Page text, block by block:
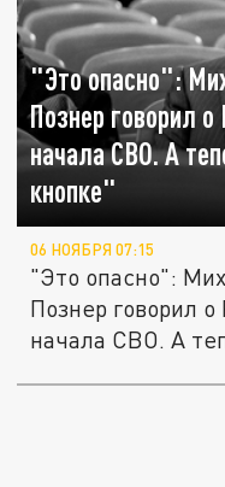
"Это опасно":
Познер говорил о
начала СВО. А
кнопке"
06 НОЯБРЯ 07:15
"Это опасно":
Познер говорил о
начала СВО. А